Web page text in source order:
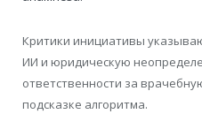
Критики инициативы
ИИ и юридическую
ответственности за
подсказке алгоритма.